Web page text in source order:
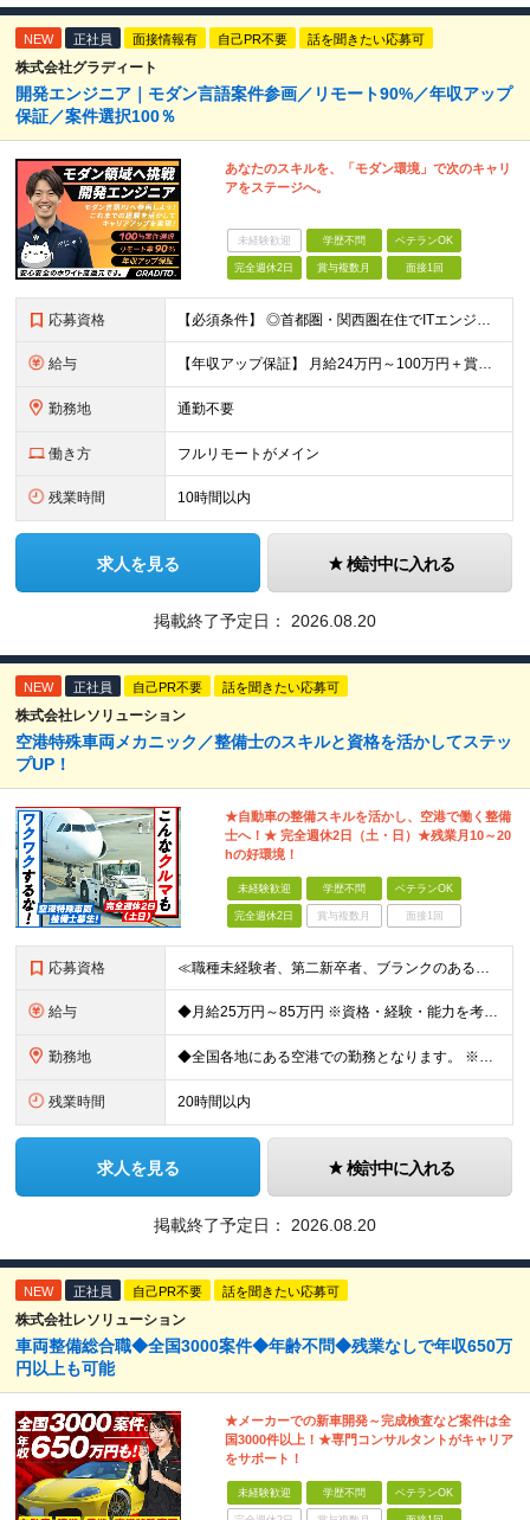
NEW 正社員 面接情報有 自己PR不要 話を聞きたい応募可
株式会社グラディート
開発エンジニア｜モダン言語案件参画／リモート90%／年収アップ
保証／案件選択100％
あなたのスキルを、「モダン環境」で次のキャリ
アをステージへ。
未経験歓迎 学歴不問 ベテランOK
完全週休2日 賞与複数月 面接1回
応募資格 【必須条件】 ◎首都圏・関西圏在住でITエンジニアとしての実務経験が3年以上ある⽅（開発・インフラいずれも歓迎） →首都圏（東京、神奈川、千葉、埼玉）、関西圏（大阪、兵庫、京都）在住のITエンジニア採
給与 【年収アップ保証】 月給24万円～100万円＋賞与（年3回）＋諸手当 ◆想定年収432万円〜1200万円(経験・スキルを考慮し決定) ※年収アップ保証付帯 ◆基本給には⽉20時間分の固定残業代(31,
勤務地 通勤不要
働き方 フルリモートがメイン
残業時間 10時間以内
求人を見る 検討中に入れる
掲載終了予定日： 2026.08.20
NEW 正社員 自己PR不要 話を聞きたい応募可
株式会社レソリューション
空港特殊車両メカニック／整備士のスキルと資格を活かしてステッ
プUP！
★自動車の整備スキルを活かし、空港で働く整備
士へ！★ 完全週休2日（土・日）★残業月10～20
hの好環境！
未経験歓迎 学歴不問 ベテランOK
完全週休2日 賞与複数月 面接1回
応募資格 ≪職種未経験者、第二新卒者、ブランクのある方歓迎！≫ ◆自動車整備士3級以上の資格をお持ちの方 学歴不問。 ◎自動車整備士資格必須 ◎整備経験者優遇 ※技術サポートが充実しており、経験年数は不問
給与 ◆月給25万円～85万円 ※資格・経験・能力を考慮の上、優遇 ※現年収・年齢・経験・資格・能力等、総合的に考慮し、決定します。 ※自動車整備の実務経験がある方はご相談ください！ ※試用期間有(同待遇/
勤務地 ◆全国各地にある空港での勤務となります。 ※希望を考慮し勤務先を決定いたします。 ※地域により空港内特殊車両の整備を空港外で行なう事もあります。 ★遠方からのご応募も歓迎です。引越など赴任に伴う
残業時間 20時間以内
求人を見る 検討中に入れる
掲載終了予定日： 2026.08.20
NEW 正社員 自己PR不要 話を聞きたい応募可
株式会社レソリューション
車両整備総合職◆全国3000案件◆年齢不問◆残業なしで年収650万
円以上も可能
★メーカーでの新車開発～完成検査など案件は全
国3000件以上！★専門コンサルタントがキャリア
をサポート！
未経験歓迎 学歴不問 ベテランOK